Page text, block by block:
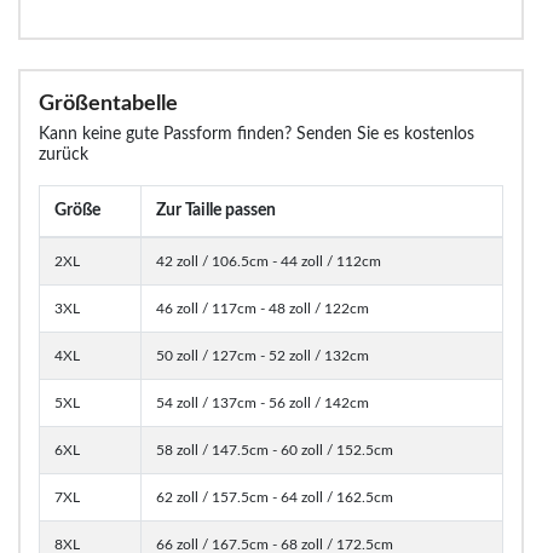
Größentabelle
Kann keine gute Passform finden? Senden Sie es kostenlos
zurück
Größe Zur Taille passen
2XL 42 zoll / 106.5cm - 44 zoll / 112cm
3XL 46 zoll / 117cm - 48 zoll / 122cm
4XL 50 zoll / 127cm - 52 zoll / 132cm
5XL 54 zoll / 137cm - 56 zoll / 142cm
6XL 58 zoll / 147.5cm - 60 zoll / 152.5cm
7XL 62 zoll / 157.5cm - 64 zoll / 162.5cm
8XL 66 zoll / 167.5cm - 68 zoll / 172.5cm